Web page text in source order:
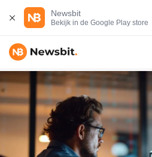
Newsbit
Bekijk in de Google Play store